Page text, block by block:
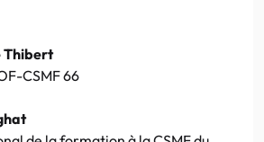
Thibert
CSMF 66